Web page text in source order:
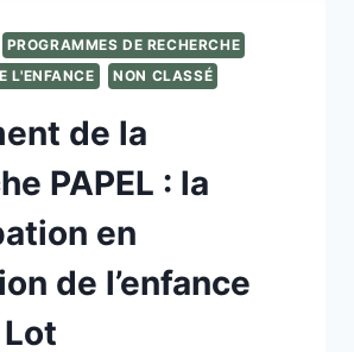
PROGRAMMES DE RECHERCHE
L'ENFANCE
NON CLASSÉ
de la
PAPEL : la
en
de l’enfance